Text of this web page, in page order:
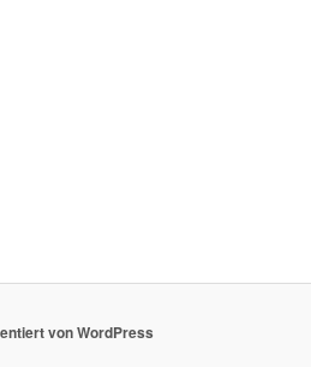
von WordPress